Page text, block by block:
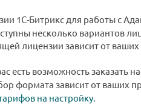
1С-Битрикс для работы с
несколько вариантов
лицензии зависит от
есть возможность заказать
формата зависит от ваших
на настройку.